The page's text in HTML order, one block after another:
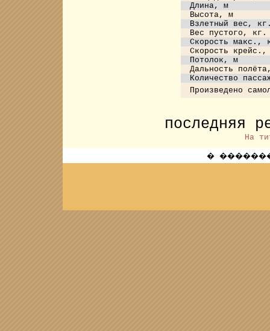
Длина, м
Высота, м
Взлетный вес,
Вес пустого, кг.
Скорость макс.,
Скорость
Потолок, м
Дальность
Количество
Произведено
последняя
На
�